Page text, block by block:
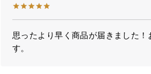
思ったより早く商品が届きました
す。